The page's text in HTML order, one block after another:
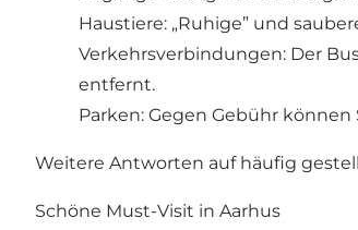
Haustiere: „Ruhige” und
Verkehrsverbindungen: Der
entfernt.
Parken: Gegen Gebühr
Weitere Antworten auf häufig
Schöne Must-Visit in Aarhus